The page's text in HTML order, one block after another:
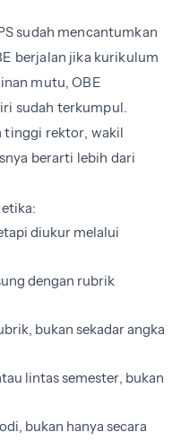
sudah mencantumkan
berjalan jika kurikulum
mutu, OBE
sudah terkumpul.
tinggi rektor, wakil
berarti lebih dari
diukur melalui
dengan rubrik
bukan sekadar angka
lintas semester, bukan
bukan hanya secara